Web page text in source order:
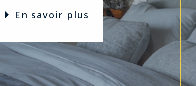
en savoir plus